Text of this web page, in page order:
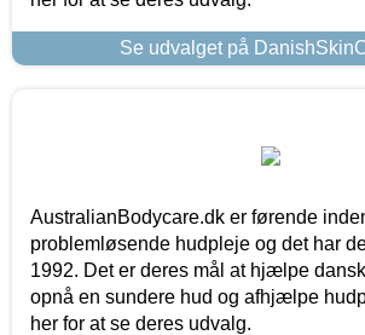
Se udvalget på
AustralianBodycare.dk er førende
problemløsende hudpleje og det har
1992. Det er deres mål at hjælpe
opnå en sundere hud og afhjælpe
her for at se deres udvalg.